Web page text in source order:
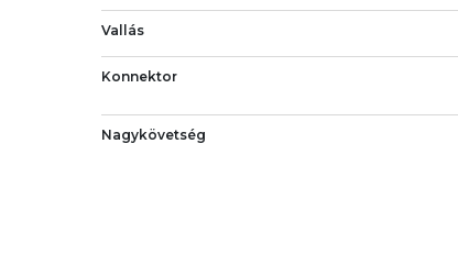
Vallás
Konnektor
Nagykövetség